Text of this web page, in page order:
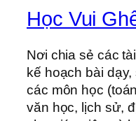
Học Vui
Nơi chia sẻ các
kế hoạch bài
các môn học
văn học, lịch sử,